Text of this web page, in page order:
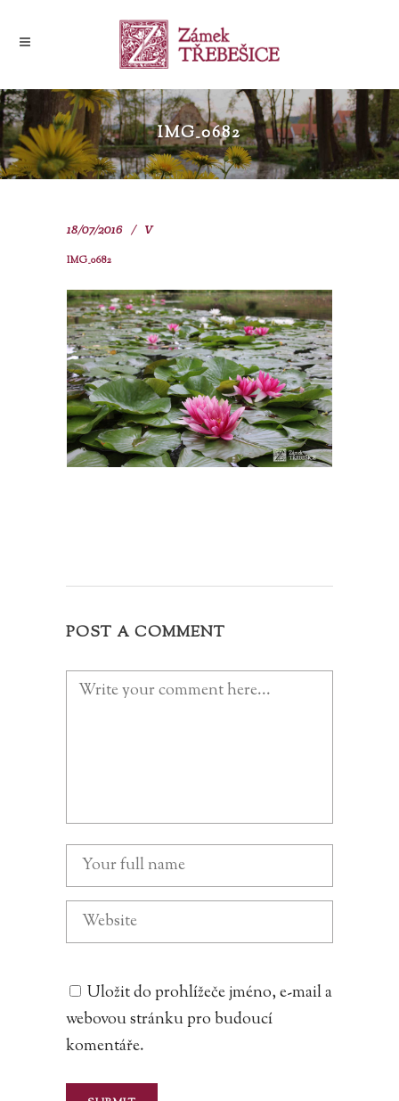
IMG_0682
18/07/2016 V
IMG_0682
POST A COMMENT
Uložit do prohlížeče jméno, e-mail a
webovou stránku pro budoucí
komentáře.